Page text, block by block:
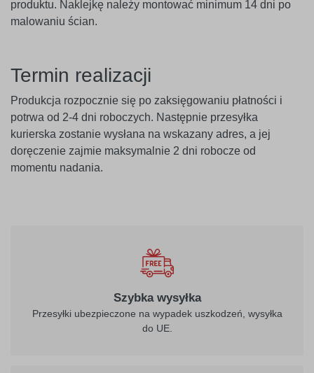
produktu. Naklejkę należy montować minimum 14 dni po
malowaniu ścian.
Termin realizacji
Produkcja rozpocznie się po zaksięgowaniu płatności i
potrwa od 2-4 dni roboczych. Następnie przesyłka
kurierska zostanie wysłana na wskazany adres, a jej
doręczenie zajmie maksymalnie 2 dni robocze od
momentu nadania.
Szybka wysyłka
Przesyłki ubezpieczone na wypadek uszkodzeń, wysyłka
do UE.